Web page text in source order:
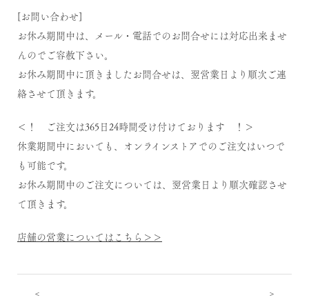
[お問い合わせ]
お休み期間中は、メール・電話でのお問合せには対応出来ませ
んのでご容赦下さい。
お休み期間中に頂きましたお問合せは、翌営業日より順次ご連
絡させて頂きます。
＜！ ご注文は365日24時間受け付けております ！＞
休業期間中においても、オンラインストアでのご注文はいつで
も可能です。
お休み期間中のご注文については、翌営業日より順次確認させ
て頂きます。
店舗の営業についてはこちら＞＞
< >